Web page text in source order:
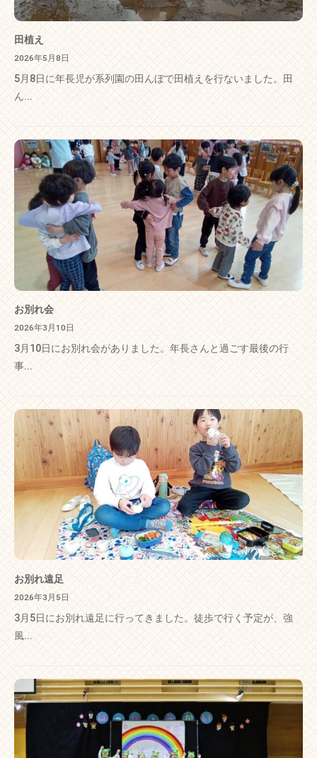
田植え
2026年5月8日
5月8日に年長児が系列園の田んぼで田植えを行ないました。田
ん...
お別れ会
2026年3月10日
3月10日にお別れ会がありました。年長さんと過ごす最後の行
事...
お別れ遠足
2026年3月5日
3月5日にお別れ遠足に行ってきました。徒歩で行く予定が、強
風...